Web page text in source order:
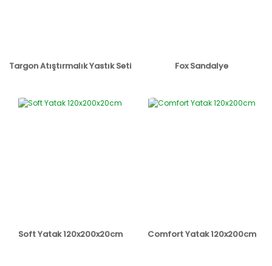
Targon Atıştırmalık Yastık Seti Fox Sandalye
Soft Yatak 120x200x20cm Comfort Yatak 120x200cm